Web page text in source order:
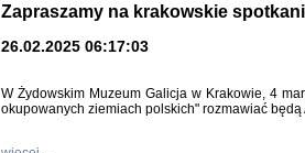
Zapraszamy na krakowskie
26.02.2025 06:17:03
W Żydowskim Muzeum Galicja w Krakowie, 4
okupowanych ziemiach polskich" rozmawiać